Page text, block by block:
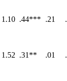
1.10 .44*** .21
1.52 .31** .01